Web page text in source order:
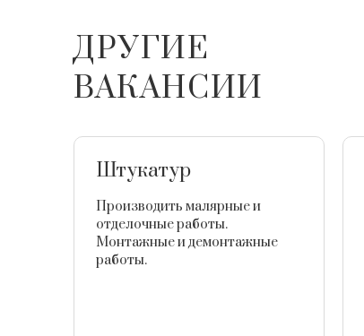
ДРУГИЕ
ВАКАНСИИ
Штукатур
Производить малярные и
отделочные работы.
Монтажные и демонтажные
работы.